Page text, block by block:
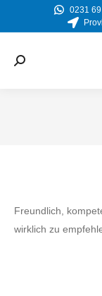
0231
Search:
Freundlich,
wirklich zu